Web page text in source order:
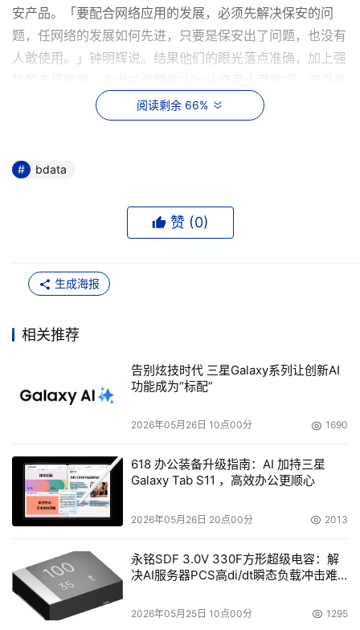
安产品。「要配合网络应用的发展，必须先解决保安的问
题，任网络的发展如何先进，只要是保安出了问题，也没有
人敢使用。」钟明辉说。结果他们的眼光落点准确，加上强
内地及香港市场份额也高速提升。
安系统成熟后，网络使用量将会大增，企业需要同时面对内
用不能满足他们的需求，更换服务器以应付需求只能解决暂
时的应用问题，而且也大幅增加了成本。PACKETEER就是
对业务的重要性，从而控制及管理网络流量，确保对业务较
的占用情况，从而使业务的运作更有效率。
此外，随着企业不断扩大，移动办公的重要性也越来越
作的自由度，也限制了他们的工作效率和生产力。传统的
IPSec VPN 已经不能满足实际的需要，NOKIA的NSAS安全
接入系统正好填补了这个需求空间，让员工、合作伙伴和客
户可以在任何时间，任何地点，利用任何设备安全地接入公
司的内联网。可是同一时间远程接入也引申出另一个保安的
关键问题，就是接入者的身份确认。RSA 的身份认证技术
提供了一个安全又简单的方法去取代静态密码，确保只有授
权的用户才能登入内联网存取企业信息，避免在防火墙外出
阅读剩余 66%
bdata
赞 (0)
生成海报
相关推荐
告别炫技时代 三星Galaxy系列让创新AI
功能成为“标配”
2026年05月26日 10点00分 1690
618 办公装备升级指南：AI 加持三星
Galaxy Tab S11 ，高效办公更顺心
2026年05月26日 20点00分 2013
永铭SDF 3.0V 330F方形超级电容：解
决AI服务器PCS高di/dt瞬态负载冲击难
2026年05月25日 10点00分 1295